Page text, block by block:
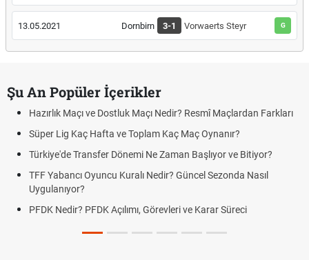
13.05.2021 Dornbirn 3-1 Vorwaerts Steyr G
Şu An Popüler İçerikler
Hazırlık Maçı ve Dostluk Maçı Nedir? Resmî Maçlardan Farkları
Süper Lig Kaç Hafta ve Toplam Kaç Maç Oynanır?
Türkiye'de Transfer Dönemi Ne Zaman Başlıyor ve Bitiyor?
TFF Yabancı Oyuncu Kuralı Nedir? Güncel Sezonda Nasıl
Uygulanıyor?
PFDK Nedir? PFDK Açılımı, Görevleri ve Karar Süreci